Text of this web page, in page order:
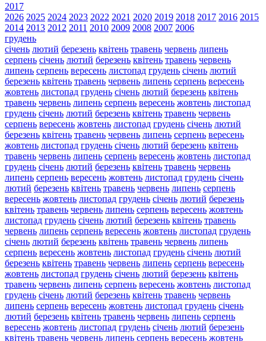
2017
2026 2025 2024 2023 2022 2021 2020 2019 2018 2017 2016 2015
2014 2013 2012 2011 2010 2009 2008 2007 2006
грудень
січень лютий березень квітень травень червень липень
серпень січень лютий березень квітень травень червень
липень серпень вересень листопад грудень січень лютий
березень квітень травень червень липень серпень вересень
жовтень листопад грудень січень лютий березень квітень
травень червень липень серпень вересень жовтень листопад
грудень січень лютий березень квітень травень червень
серпень вересень жовтень листопад грудень січень лютий
березень квітень травень червень липень серпень вересень
жовтень листопад грудень січень лютий березень квітень
травень червень липень серпень вересень жовтень листопад
грудень січень лютий березень квітень травень червень
липень серпень вересень жовтень листопад грудень січень
лютий березень квітень травень червень липень серпень
вересень жовтень листопад грудень січень лютий березень
квітень травень червень липень серпень вересень жовтень
листопад грудень січень лютий березень квітень травень
червень липень серпень вересень жовтень листопад грудень
січень лютий березень квітень травень червень липень
серпень вересень жовтень листопад грудень січень лютий
березень квітень травень червень липень серпень вересень
жовтень листопад грудень січень лютий березень квітень
травень червень липень серпень вересень жовтень листопад
грудень січень лютий березень квітень травень червень
липень серпень вересень жовтень листопад грудень січень
лютий березень квітень травень червень липень серпень
вересень жовтень листопад грудень січень лютий березень
квітень травень червень липень серпень вересень жовтень